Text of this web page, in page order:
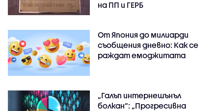
на ПП и ГЕРБ
От Япония до милиарди
съобщения дневно: Как се
раждат емоджитата
„Галъп интернешънъл
болкан“: „Прогресивна